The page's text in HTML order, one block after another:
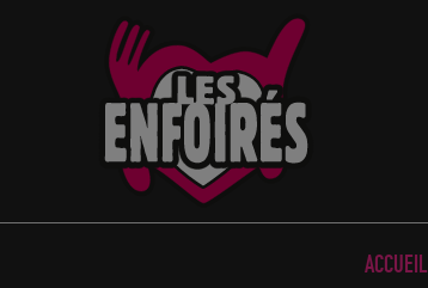
ACCUEIL
En 2027, les Enfoirés seront…